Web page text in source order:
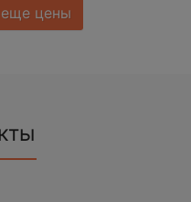
еще цены